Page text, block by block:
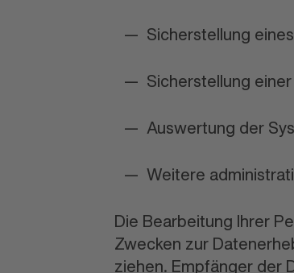
Sicherstellung
Sicherstellung
Auswertung der
Weitere
Die Bearbeitung Ihrer
Zwecken zur
ziehen. Empfänger der